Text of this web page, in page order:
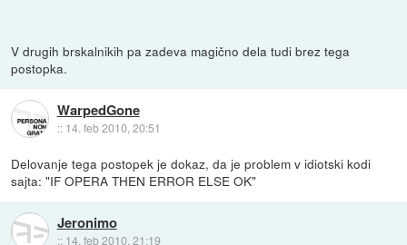
V drugih brskalnikih pa zadeva magično dela tudi brez tega
postopka.
WarpedGone
:: 14. feb 2010, 20:51
Delovanje tega postopek je dokaz, da je problem v idiotski kodi
sajta: "IF OPERA THEN ERROR ELSE OK"
Jeronimo
:: 14. feb 2010, 21:19